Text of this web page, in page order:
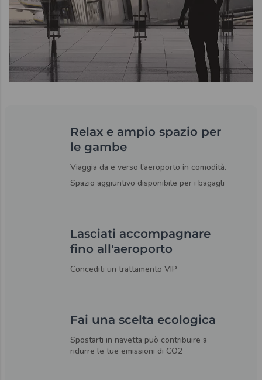
Relax e ampio spazio per
le gambe
Viaggia da e verso l'aeroporto in comodità.
Spazio aggiuntivo disponibile per i bagagli
Lasciati accompagnare
fino all'aeroporto
Concediti un trattamento VIP
Fai una scelta ecologica
Spostarti in navetta può contribuire a
ridurre le tue emissioni di CO2